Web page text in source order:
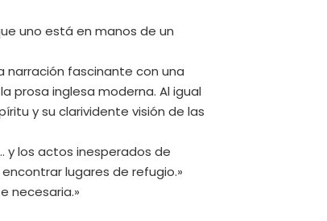
uno está en manos de un
narración fascinante con una
prosa inglesa moderna. Al igual
y su clarividente visión de las
y los actos inesperados de
lugares de refugio.»
necesaria.»